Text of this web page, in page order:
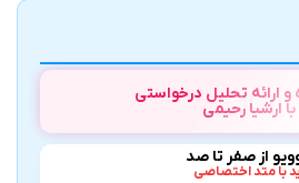
ارائه تحلیل درخواستی
با ارشیا رحیمی
از صفر تا صد
با متد اختصاصی